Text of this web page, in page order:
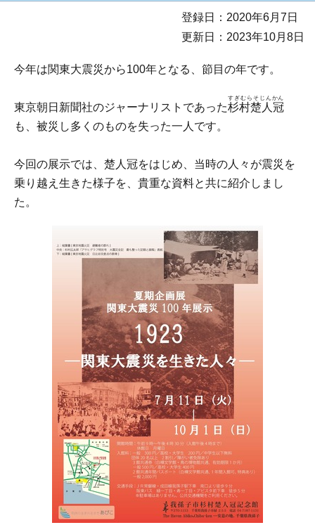
登録日：2020年6月7日
更新日：2023年10月8日
今年は関東大震災から100年となる、節目の年です。
東京朝日新聞社のジャーナリストであった杉村楚人冠
すぎむらそじんかん
も、被災し多くのものを失った一人です。
今回の展示では、楚人冠をはじめ、当時の人々が震災を
乗り越え生きた様子を、貴重な資料と共に紹介しまし
た。